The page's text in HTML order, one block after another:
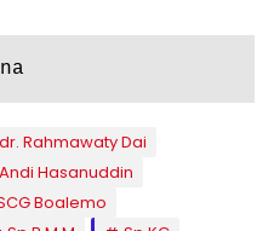
dr. Rahmawaty Dai
Hasanuddin
Boalemo